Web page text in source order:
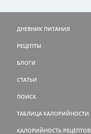
ДНЕВНИК ПИТАНИЯ
РЕЦЕПТЫ
БЛОГИ
СТАТЬИ
ПОИСК
ТАБЛИЦА КАЛОРИЙНОСТИ
КАЛОРИЙНОСТЬ РЕЦЕПТОВ